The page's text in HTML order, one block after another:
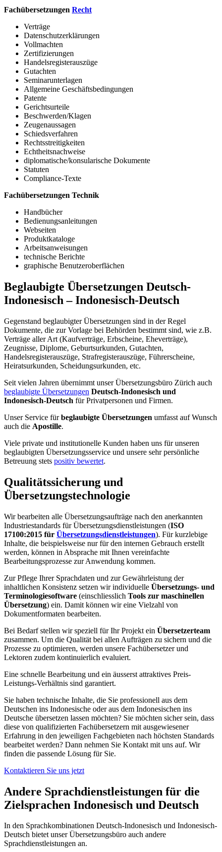
Fachübersetzungen Recht
Verträge
Datenschutzerklärungen
Vollmachten
Zertifizierungen
Handelsregisterauszüge
Gutachten
Seminarunterlagen
Allgemeine Geschäftsbedingungen
Patente
Gerichtsurteile
Beschwerden/Klagen
Zeugenaussagen
Schiedsverfahren
Rechtsstreitigkeiten
Echtheitsnachweise
diplomatische/konsularische Dokumente
Statuten
Compliance-Texte
Fachübersetzungen Technik
Handbücher
Bedienungsanleitungen
Webseiten
Produktkataloge
Arbeitsanweisungen
technische Berichte
graphische Benutzeroberflächen
Beglaubigte Übersetzungen Deutsch-
Indonesisch – Indonesisch-Deutsch
Gegenstand beglaubigter Übersetzungen sind in der Regel
Dokumente, die zur Vorlage bei Behörden bestimmt sind, wie z.B.
Verträge aller Art (Kaufverträge, Erbscheine, Eheverträge),
Zeugnisse, Diplome, Geburtsurkunden, Gutachten,
Handelsregisterauszüge, Strafregisterauszüge, Führerscheine,
Heiratsurkunden, Scheidungsurkunden, etc.
Seit vielen Jahren übernimmt unser Übersetzungsbüro Zürich auch
beglaubigte Übersetzungen Deutsch-Indonesisch und
Indonesisch-Deutsch für Privatpersonen und Firmen.
Unser Service fürbeglaubigte Übersetzungen umfasst auf Wunsch
auch die Apostille.
Viele private und institutionelle Kunden haben uns für unseren
beglaubigten Übersetzungsservice und unsere sehr persönliche
Betreuung stets positiv bewertet.
Qualitätssicherung und
Übersetzungstechnologie
Wir bearbeiten alle Übersetzungsaufträge nach den anerkannten
Industriestandards für Übersetzungsdienstleistungen (ISO
17100:2015 für Übersetzungsdienstleistungen). Für kurzlebige
Inhalte, die beispielsweise nur für den internen Gebrauch erstellt
werden, können in Absprache mit Ihnen vereinfachte
Bearbeitungsprozesse zur Anwendung kommen.
Zur Pflege Ihrer Sprachdaten und zur Gewährleistung der
inhaltlichen Konsistenz setzen wir individuelle Übersetzungs- und
Terminologiesoftware (einschliesslich Tools zur maschinellen
Übersetzung) ein. Damit können wir eine Vielzahl von
Dokumentformaten bearbeiten.
Bei Bedarf stellen wir speziell für Ihr Projekt ein Übersetzerteam
zusammen. Um die Qualität bei allen Aufträgen zu sichern und die
Prozesse zu optimieren, werden unsere Fachübersetzer und
Lektoren zudem kontinuierlich evaluiert.
Eine schnelle Bearbeitung und ein äusserst attraktives Preis-
Leistungs-Verhältnis sind garantiert.
Sie haben technische Inhalte, die Sie professionell aus dem
Deutschen ins Indonesische oder aus dem Indonesischen ins
Deutsche übersetzen lassen möchten? Sie möchten sicher sein, dass
diese von qualifizierten Fachübersetzern mit ausgewiesener
Erfahrung in den jeweiligen Fachgebieten nach höchsten Standards
bearbeitet werden? Dann nehmen Sie Kontakt mit uns auf. Wir
finden die passende Lösung für Sie.
Kontaktieren Sie uns jetzt
Andere Sprachdienstleistungen für die
Zielsprachen Indonesisch und Deutsch
In den Sprachkombinationen Deutsch-Indonesisch und Indonesisch-
Deutsch bietet unser Übersetzungsbüro auch andere
Sprachdienstleistungen an.